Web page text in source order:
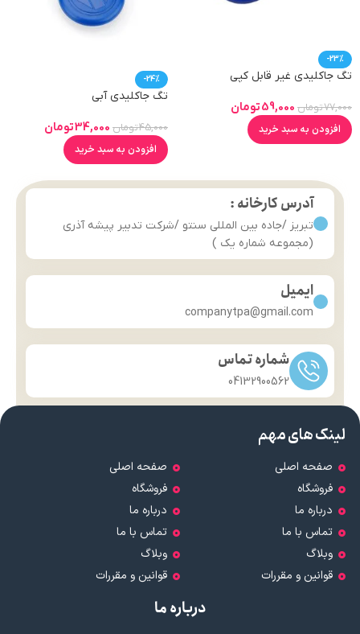
-23%
تگ جاکلیدی غیر قابل کپی
77,000تومان 59,000تومان
افزودن به سبد خرید
-24%
تگ جاکلیدی آبی
45,000تومان 34,000تومان
افزودن به سبد خرید
آدرس کارخانه :
تبریز /جاده بین المللی سنتو /شرکت تدبیر پیشه آذری
(مجموعه شماره یک )
ایمیل
companytpa@gmail.com
شماره تماس
04132900562
لینک های مهم
صفحه اصلی
فروشگاه
درباره ما
تماس با ما
وبلاگ
قوانین و مقررات
صفحه اصلی
فروشگاه
درباره ما
تماس با ما
وبلاگ
قوانین و مقررات
درباره ما